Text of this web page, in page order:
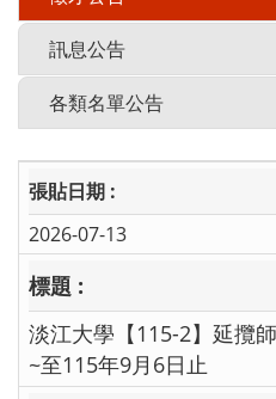
訊息公告
各類名單公告
2026-07-13
淡江大學【115-2】延攬
~至115年9月6日止